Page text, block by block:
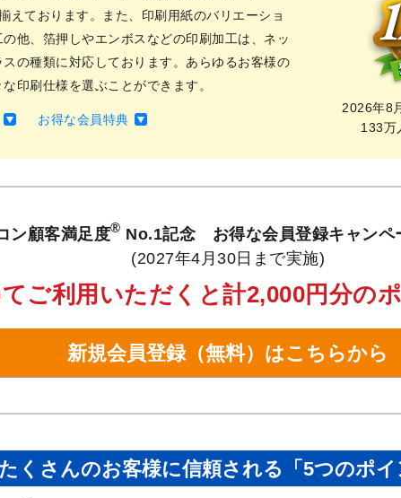
えております。また、印刷用紙のバリエーショ
他、箔押しやエンボスなどの印刷加工は、ネッ
の種類に対応しております。あらゆるお客様の
印刷仕様を選ぶことができます。
お得な会員特典
2026年8
133万
ン顧客満足度® No.1記念 お得な会員登録キャンペ
(2027年4月30日まで実施)
ご利用いただくと計2,000円分の
新規会員登録（無料）はこちらから
たくさんのお客様に信頼される「5つのポイ